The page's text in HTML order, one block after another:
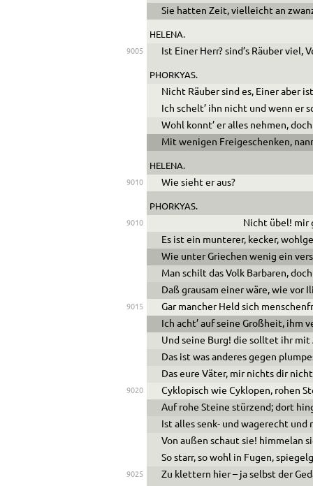
Sie hatten Zeit, vielleicht an
HELENA.
9005 Ist Einer Herr? sind’s Räuber viel,
PHORKYAS.
Nicht Räuber sind es, Einer aber
Ich schelt’ ihn nicht und wenn er
Wohl konnt’ er alles nehmen,
Mit wenigen Freigeschenken,
HELENA.
9010 Wie sieht er aus?
PHORKYAS.
9010
Nicht übel! mir
Es ist ein munterer, kecker,
Wie unter Griechen wenig ein
Man schilt das Volk Barbaren,
Daß grausam einer wäre, wie vor
9015
Gar mancher Held sich
Ich acht’ auf seine Großheit, ihm
Und seine Burg! die solltet ihr mit
Das ist was anderes gegen
Das eure Väter, mir nichts dir
9020
Cyklopisch wie Cyklopen, rohen
Auf rohe Steine stürzend; dort
Ist alles senk- und wagerecht und
Von außen schaut sie! himmelan
So starr, so wohl in Fugen,
9025 Zu klettern hier – ja selbst der